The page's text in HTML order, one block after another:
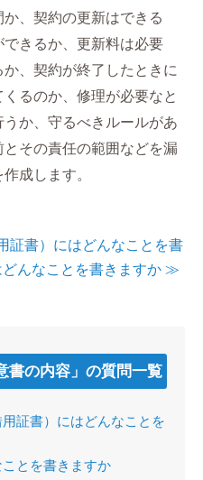
、契約の更新はできる
きるか、更新料は必要
、契約が終了したときに
るのか、修理が必要なと
か、守るべきルールがあ
その責任の範囲などを漏
成します。
証書）にはどんなことを書
んなことを書きますか ≫
書の内容」の質問一覧
証書）にはどんなことを
とを書きますか